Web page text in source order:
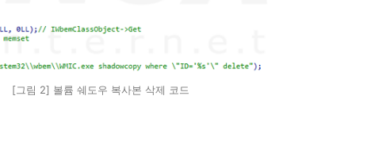
[그림 2] 볼륨 쉐도우 복사본 삭제 코드